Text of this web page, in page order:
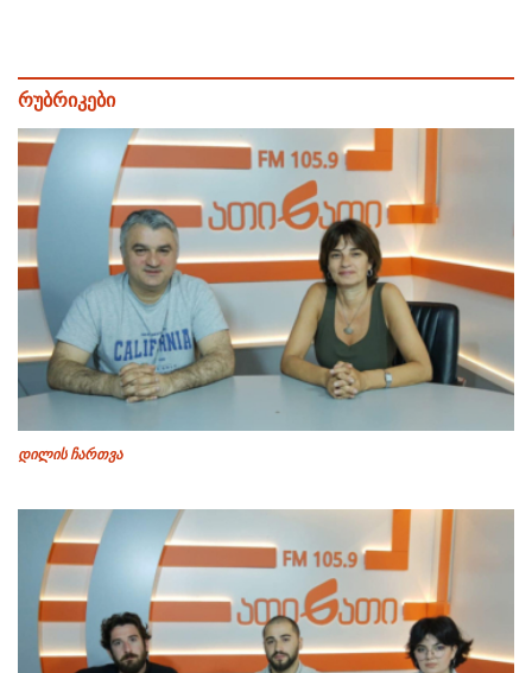
რუბრიკები
დილის ჩართვა